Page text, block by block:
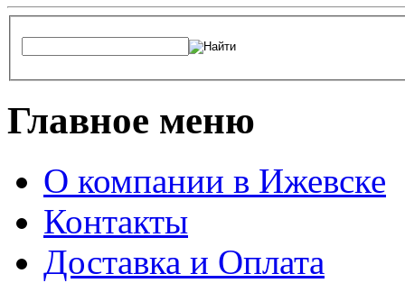
Главное меню
О компании в Ижевске
Контакты
Доставка и Оплата